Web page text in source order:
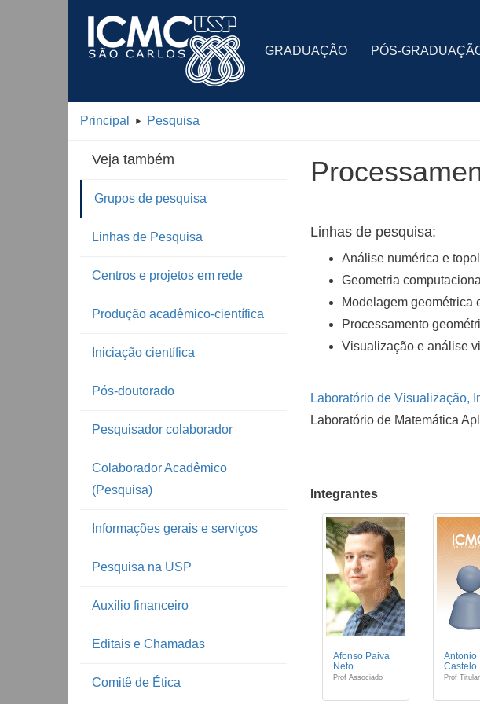
GRADUAÇÃO PÓS-
Principal Pesquisa
Veja também
Grupos de pesquisa
Linhas de Pesquisa
Centros e projetos em rede
Produção acadêmico-científica
Iniciação científica
Pós-doutorado
Pesquisador colaborador
Colaborador Acadêmico
(Pesquisa)
Informações gerais e serviços
Pesquisa na USP
Auxílio financeiro
Editais e Chamadas
Comitê de Ética
Linhas de pesquisa:
Análise numérica e
Geometria computacional
Modelagem geométrica
Processamento
Visualização e análise
Laboratório de Visualização,
Laboratório de Matemática
Integrantes
Afonso Paiva
Neto
Prof Associado
Antonio
Castelo
Prof Titular